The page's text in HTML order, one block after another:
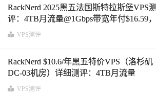
RackNerd 2025黑五法国斯特拉斯堡VPS测
评：4TB月流量@1Gbps带宽年付$16.59，
性能、三网路由与流媒体解锁深度分析
VPS测评
RackNerd $10.6/年黑五特价VPS（洛杉矶
DC-03机房）详细测评：4TB月流量
@1Gbps带宽，三网路由、性能与流媒体
VPS测评